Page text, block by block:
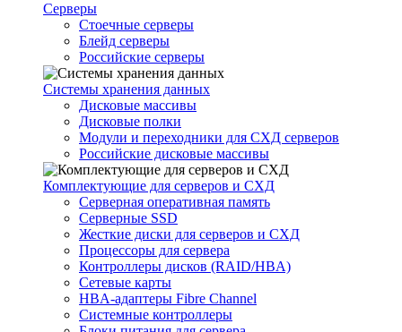
Серверы
Стоечные серверы
Блейд серверы
Российские серверы
Системы хранения данных
Дисковые массивы
Дисковые полки
Модули и переходники для СХД серверов
Российские дисковые массивы
Комплектующие для серверов и СХД
Серверная оперативная память
Серверные SSD
Жесткие диски для серверов и СХД
Процессоры для сервера
Контроллеры дисков (RAID/HBA)
Сетевые карты
HBA-адаптеры Fibre Channel
Системные контроллеры